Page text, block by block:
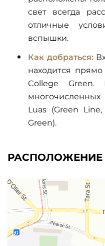
свет всегда
отличные
вспышки.
Как добраться:
находится
College Green.
Luas (Green
Green).
РАСПОЛОЖЕНИЕ